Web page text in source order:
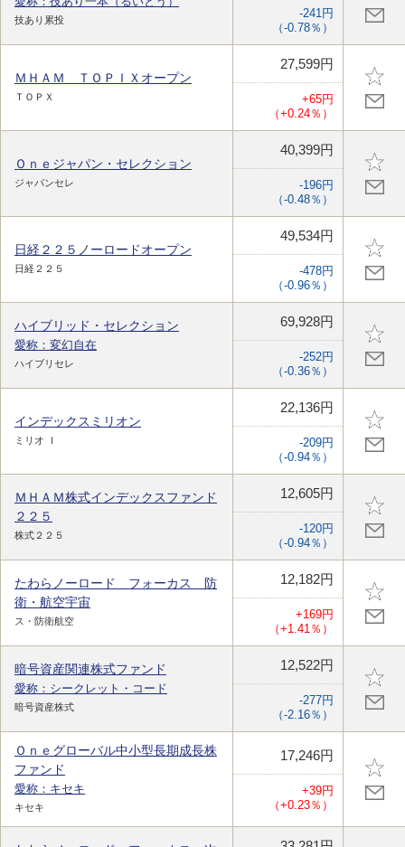
技あり累投
-241円
（-0.78％）
ＭＨＡＭ ＴＯＰＩＸオープン
ＴＯＰＸ
27,599円
+65円
（+0.24％）
Ｏｎｅジャパン・セレクション
ジャパンセレ
40,399円
-196円
（-0.48％）
日経２２５ノーロードオープン
日経２２５
49,534円
-478円
（-0.96％）
ハイブリッド・セレクション
愛称：変幻自在
ハイブリセレ
69,928円
-252円
（-0.36％）
インデックスミリオン
ミリオ Ｉ
22,136円
-209円
（-0.94％）
ＭＨＡＭ株式インデックスファンド
２２５
株式２２５
12,605円
-120円
（-0.94％）
たわらノーロード フォーカス 防
衛・航空宇宙
ス・防衛航空
12,182円
+169円
（+1.41％）
暗号資産関連株式ファンド
愛称：シークレット・コード
暗号資産株式
12,522円
-277円
（-2.16％）
Ｏｎｅグローバル中小型長期成長株
ファンド
愛称：キセキ
キセキ
17,246円
+39円
（+0.23％）